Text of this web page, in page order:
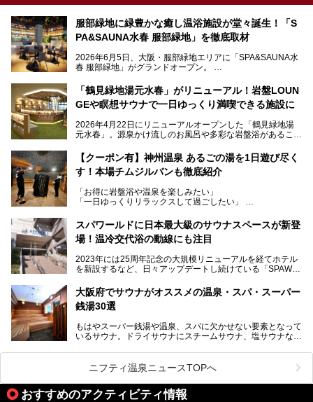
服部緑地に緑豊かな癒し温浴施設が堂々誕生！「S
PA&SAUNA水春 服部緑地」を徹底取材
2026年6月5日、大阪・服部緑地エリアに「SPA&SAUNA水
春 服部緑地」がグランドオープン。
当初の計画から約5年の時を経て誕生した本施設は、温泉・
サウナ・岩盤浴・フィットネス・ラウンジ・レストランなど
を融合した、これまでの“水春”のイメージをさらに進化させ
今回はオープン前の内覧会に参加し、館内のこだわりポイン
サウナー注目の3種のサウナや160cmの深水風呂、没入感の
高い岩盤浴エリア、日本最大の台数を誇る最新AIフィットネ
スマシンなど、見どころ満載の館内を詳しくご紹介します。
「鶴見緑地湯元水春」がリニューアル！岩盤LOUN
GEや瞑想サウナで一日ゆっくり満喫できる施設に
2026年4月22日にリニューアルオープンした「鶴見緑地湯
元水春」。源泉かけ流しのお風呂や多彩な岩盤浴があること
に“一日中くつろげる場所”としてパワーアップしています。
今回のリニューアルでは、新たに登場した瞑想サウナをはじ
見どころが盛りだくさん。日常の疲れを癒やしたい方はもち
ろん、休日にゆったり過ごしたい方にもぴったりの内容とな
本記事では、そんなリニューアル後の注目ポイントを詳しく
紹介します。これから「鶴見緑地湯元水春」に訪れる方や、
い。
【クーポン有】神州温泉 あるごの湯を1日遊び尽く
す！本場チムジルバンも徹底紹介
「お得に岩盤浴や温泉を楽しみたい」
「一日ゆっくりリラックスして過ごしたい」
利用できる「神州温泉 あるごの湯」です。
あるごの湯は、大阪府豊中市にある日帰り温浴施設で、阪急
チムジルバン（岩盤浴）を中心に、発汗・リラックス・漫画
タイムまで満喫できる長時間滞在型の施設なので、一日中ゆ
る迫力ある熱波パフォーマンスも毎日行われており、“とと
のう”体験をしっかり楽しめるのもポイントです。
ケやボウリングといった遊び場もあり、友人同士やカップル
で“遊び+癒し”の一日を過ごすのにもぴったり。
処にいたるまで魅力をたっぷり堪能してきたので、その全容
スパワールドに日本最大級のサウナスペースが新登
場！温冷交代浴の動線にも注目
2023年には25周年記念の大規模リニューアルを経てホテル
を新設するなど、日々アップデートし続けている「SPAWO
そんなスパワールドが2025年11月15日（土）に、新たな浴
室や日本最大級140人収容の大規模サウナを携えてリニュー
アルオープン！浴室である4F・6Fそれぞれにリニューアル
大規模リニューアルの全容を確認すべく、リニューアルプレ
オープンイベントに行ってきました！今回はそのリニューア
大阪府でサウナがオススメの温泉・スパ・スーパー
銭湯30選
もはやスーパー銭湯や温泉、スパに欠かせない要素となって
いるサウナ。ドライサウナにスチームサウナ、塩サウナな
ペース、ロウリュウなど、心ゆくまで楽しむためのサービス
が充実した施設も多くみられます。
今回はそんなサウナにこだわった、大阪府内のオススメ温
泉・銭湯・スパを30件紹介したいと思います！
ニフティ温泉ニュースTOPへ
おすすめのアクティビティ情報